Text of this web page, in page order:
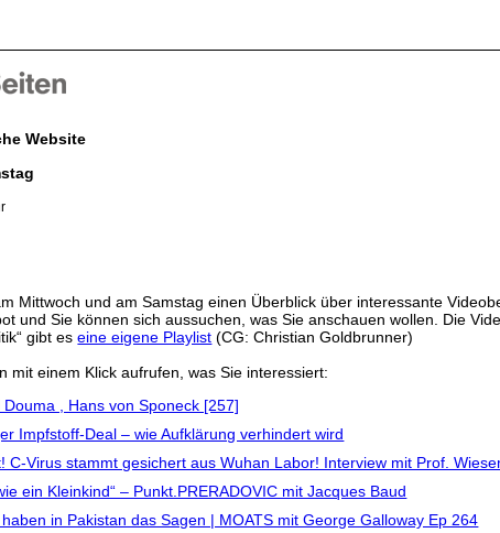
Website
Mittwoch und am Samstag einen Überblick über interessante
und Sie können sich aussuchen, was Sie anschauen wollen. Die
gibt eseine eigene Playlist (CG: Christian Goldbrunner)
mit einem Klick aufrufen, was Sie interessiert:
, Hans von Sponeck [257]
Impfstoff-Deal – wie Aufklärung verhindert wird
C-Virus stammt gesichert aus Wuhan Labor! Interview mit Prof.
ein Kleinkind“ – Punkt.PRERADOVIC mit Jacques Baud
in Pakistan das Sagen | MOATS mit George Galloway Ep 264